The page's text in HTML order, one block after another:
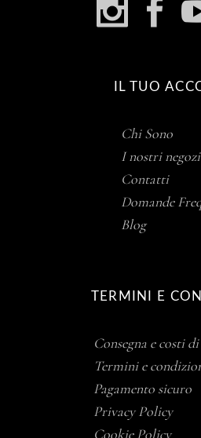
IL TUO
Chi Sono
I nostri negozi
Contatti
Domande
Blog
TERMINI E
Consegna e costi
Termini e
Pagamento sicuro
Privacy Policy
Cookie Policy